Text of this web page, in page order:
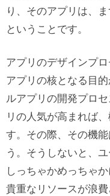
り、そのアプリは、
ということです。
アプリのデザインプ
アプリの核となる目
ルアプリの開発プロ
リの人気が高まれば
す。その際、その機
う。そうしないと、
しっちゃかめっちゃ
貴重なリソースが浪